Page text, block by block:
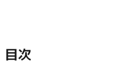
目次